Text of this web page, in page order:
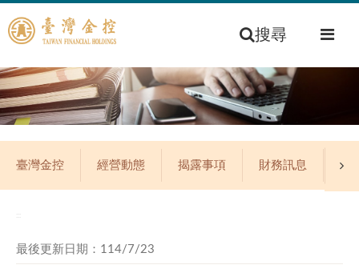
搜尋
臺灣金控 經營動態 揭露事項 財務訊息 公
最後更新日期：114/7/23